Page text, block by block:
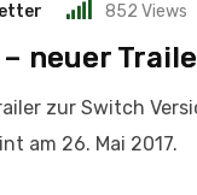
852 Views
neuer
zur Switch
am 26. Mai 2017.